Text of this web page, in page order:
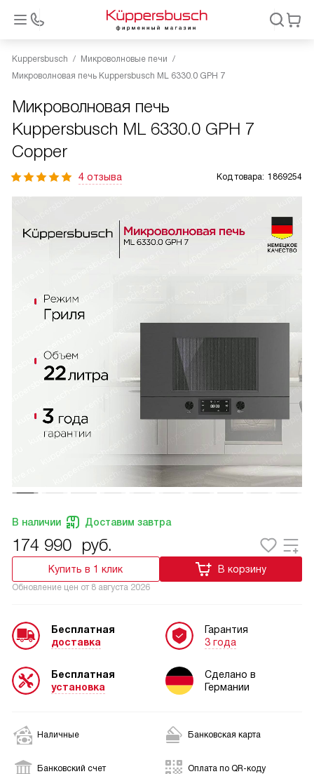
Kuppersbusch
Микроволновые печи
Микроволновая печь Kuppersbusch ML 6330.0 GPH 7
Микроволновая печь
Kuppersbusch ML 6330.0 GPH 7
Copper
4 отзыва Код товара: 1869254
В наличии Доставим завтра
174 990 руб.
Купить в 1 клик В корзину
Обновление цен от 8 августа 2026
Бесплатная
доставка
Бесплатная
установка
Гарантия
3 года
Сделано в
Германии
Наличные Банковская карта
Банковский счет Оплата по QR-коду